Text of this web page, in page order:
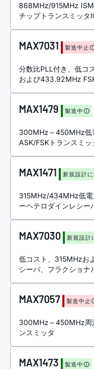
868MHz/915MHz
チップトランスミッタ
MAX7031 製造中止
分数比PLL付き、低コ
および433.92MHz
MAX1479 製造中
300MHz～450MHz低
ASK/FSKトランスミッ
MAX1471 新規設計
315MHz/434MHz低
ーヘテロダインレシー
MAX7030 新規設計
低コスト、315MHzお
シーバ、フラクショナ
MAX7057 製造中止
300MHz～450MHz周
ンスミッタ
MAX1473 製造中